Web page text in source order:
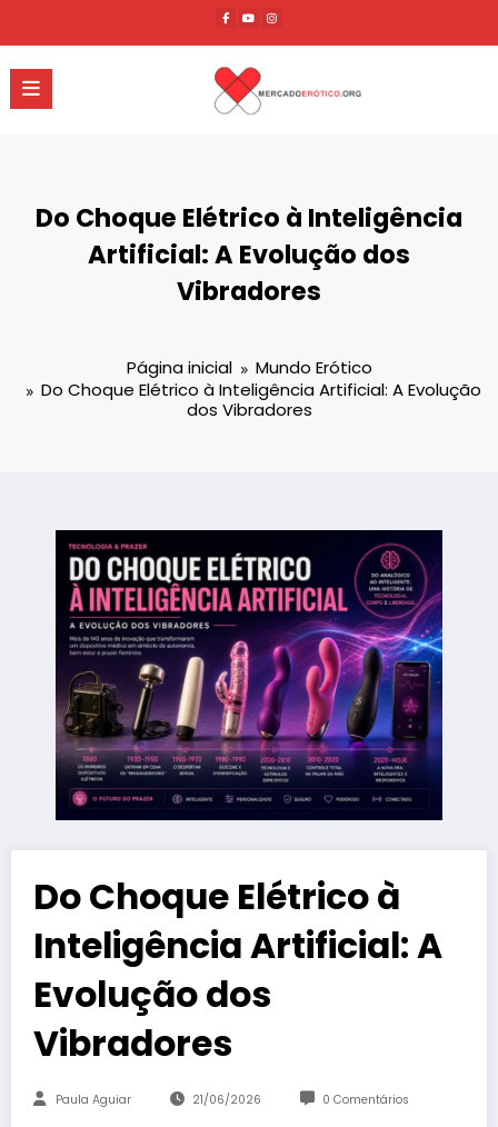
o
conteúdo
Do Choque Elétrico à Inteligência
Artificial: A Evolução dos
Vibradores
Página inicial
Mundo Erótico
Do Choque Elétrico à Inteligência Artificial: A Evolução
dos Vibradores
Do Choque Elétrico à
Inteligência Artificial: A
Evolução dos
Vibradores
Paula Aguiar 21/06/2026 0 Comentários